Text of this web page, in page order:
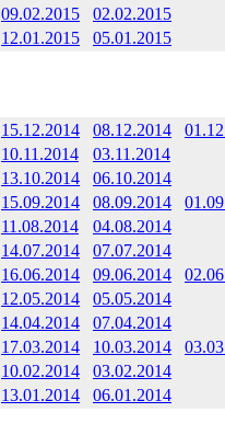
09.02.2015
02.02.2015
12.01.2015 05.01.2015
15.12.2014 08.12.2014
10.11.2014
03.11.2014
13.10.2014
06.10.2014
15.09.2014 08.09.2014
11.08.2014
04.08.2014
14.07.2014
07.07.2014
16.06.2014 09.06.2014
12.05.2014
05.05.2014
14.04.2014
07.04.2014
17.03.2014 10.03.2014
10.02.2014
03.02.2014
13.01.2014 06.01.2014